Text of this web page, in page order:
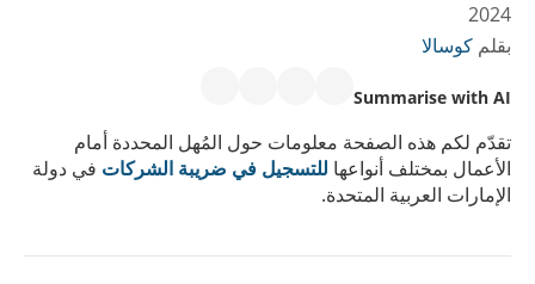
2024
بقلم كوسالا
Summarise with AI
تقدّم لكم هذه الصفحة معلومات حول المُهل المحددة أمام
الأعمال بمختلف أنواعها للتسجيل في ضريبة الشركات في دولة
الإمارات العربية المتحدة.